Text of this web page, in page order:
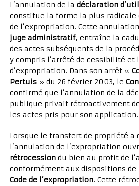
L’annulation de la déclaration
constitue la forme la plus radicale
de l’expropriation. Cette
juge administratif, entraîne la
des actes subséquents de la
y compris l’arrêté de cessibilité et
d’expropriation. Dans son arrêt «
Pertuis » du 26 février 2003, le
confirmé que l’annulation de la
publique privait rétroactivement
les actes pris pour son application.
Lorsque le transfert de propriété a
l’annulation de l’expropriation
rétrocession du bien au profit de
conformément aux dispositions de
Code de l’expropriation. Cette